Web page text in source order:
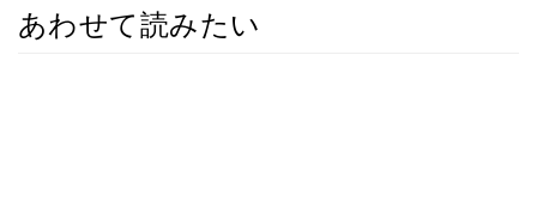
あわせて読みたい